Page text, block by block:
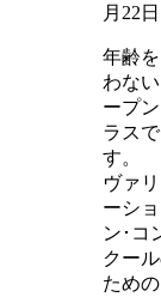
月22日
年齢
わな
ープ
ラスで
す。
ヴァ
ーショ
ン･コ
クー
ため